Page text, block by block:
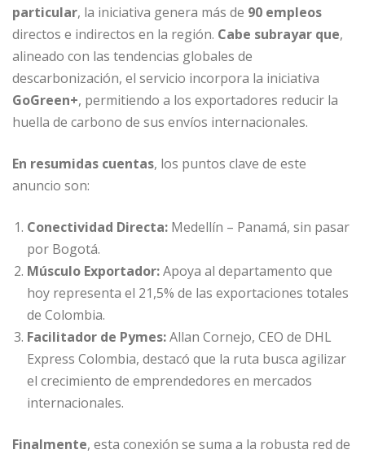
particular, la iniciativa genera más de 90 empleos
directos e indirectos en la región. Cabe subrayar que,
alineado con las tendencias globales de
descarbonización, el servicio incorpora la iniciativa
GoGreen+, permitiendo a los exportadores reducir la
huella de carbono de sus envíos internacionales.
En resumidas cuentas, los puntos clave de este
anuncio son:
Conectividad Directa: Medellín – Panamá, sin pasar
por Bogotá.
Músculo Exportador:Apoya al departamento que
hoy representa el 21,5% de las exportaciones totales
de Colombia.
Facilitador de Pymes:Allan Cornejo, CEO de DHL
Express Colombia, destacó que la ruta busca agilizar
el crecimiento de emprendedores en mercados
internacionales.
Finalmente, esta conexión se suma a la robusta red de